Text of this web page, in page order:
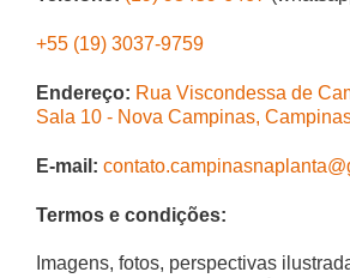
+55 (19) 3037-9759
Endereço: Rua Viscondessa de
Sala 10 - Nova Campinas,
E-mail:
Termos e condições:
Imagens, fotos, perspectivas